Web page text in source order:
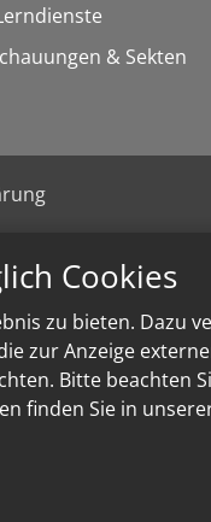
Cookies
zu bieten. Dazu
zur Anzeige
Bitte
finden Sie in
& Sekten